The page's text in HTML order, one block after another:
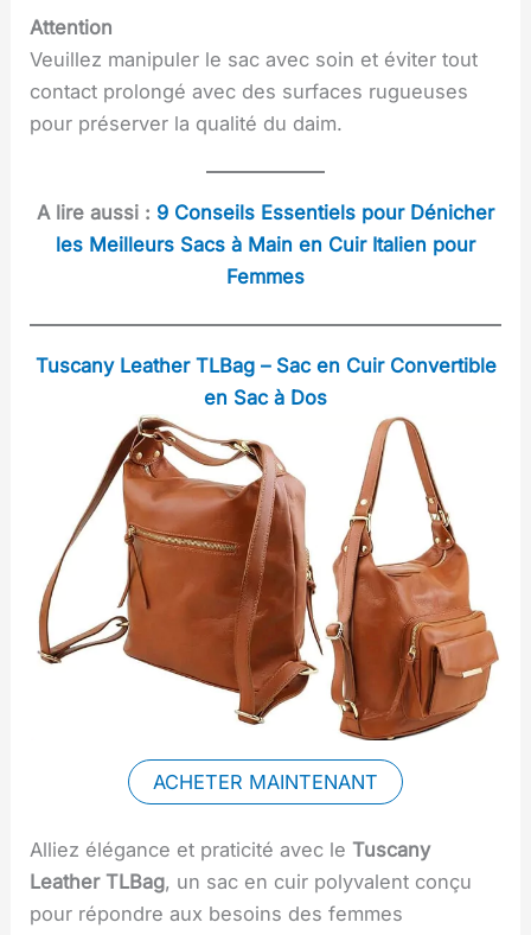
Attention
Veuillez manipuler le sac avec soin et éviter tout
contact prolongé avec des surfaces rugueuses
pour préserver la qualité du daim.
A lire aussi : 9 Conseils Essentiels pour Dénicher
les Meilleurs Sacs à Main en Cuir Italien pour
Femmes
Tuscany Leather TLBag – Sac en Cuir Convertible
en Sac à Dos
ACHETER MAINTENANT
Alliez élégance et praticité avec leTuscany
Leather TLBag, un sac en cuir polyvalent conçu
pour répondre aux besoins des femmes